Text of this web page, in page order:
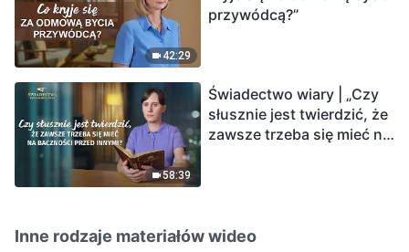
42:29
przywódcą?”
58:39
Świadectwo wiary | „Czy
słusznie jest twierdzić, że
zawsze trzeba się mieć na
Inne rodzaje materiałów wideo